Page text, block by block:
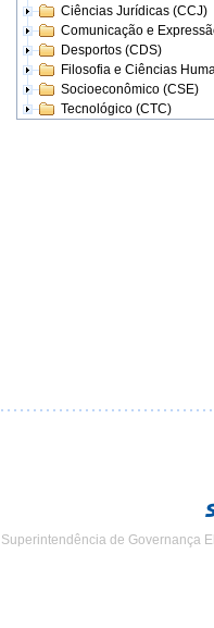
Ciências Jurídicas (CCJ)
Comunicação e
Desportos (CDS)
Filosofia e Ciências
Socioeconômico (CSE)
Tecnológico (CTC)
de Governança